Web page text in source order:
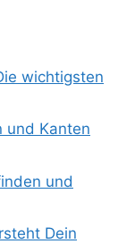
wichtigsten
und Kanten
und
Dein